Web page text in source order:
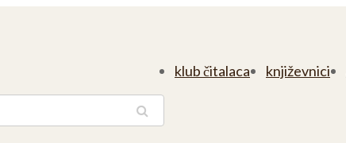
klub čitalaca književnici